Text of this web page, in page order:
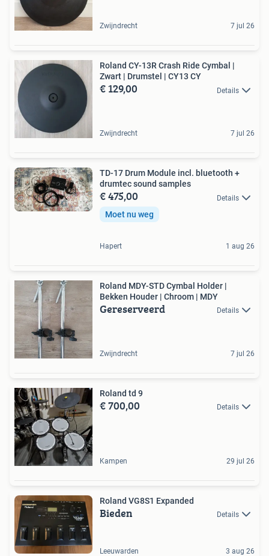
Zwijndrecht 7 jul 26
Roland CY-13R Crash Ride Cymbal |
Zwart | Drumstel | CY13 CY
€ 129,00 Details
Zwijndrecht 7 jul 26
TD-17 Drum Module incl. bluetooth +
drumtec sound samples
€ 475,00 Details
Moet nu weg
Hapert 1 aug 26
Roland MDY-STD Cymbal Holder |
Bekken Houder | Chroom | MDY
Gereserveerd Details
Zwijndrecht 7 jul 26
Roland td 9
€ 700,00 Details
Kampen 29 jul 26
Roland VG8S1 Expanded
Bieden Details
Leeuwarden 3 aug 26